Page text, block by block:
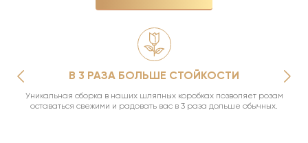
В 3 РАЗА БОЛЬШЕ СТОЙКОСТИ
Уникальная сборка в наших шляпных коробках позволяет розам
оставаться свежими и радовать вас в 3 раза дольше обычных.